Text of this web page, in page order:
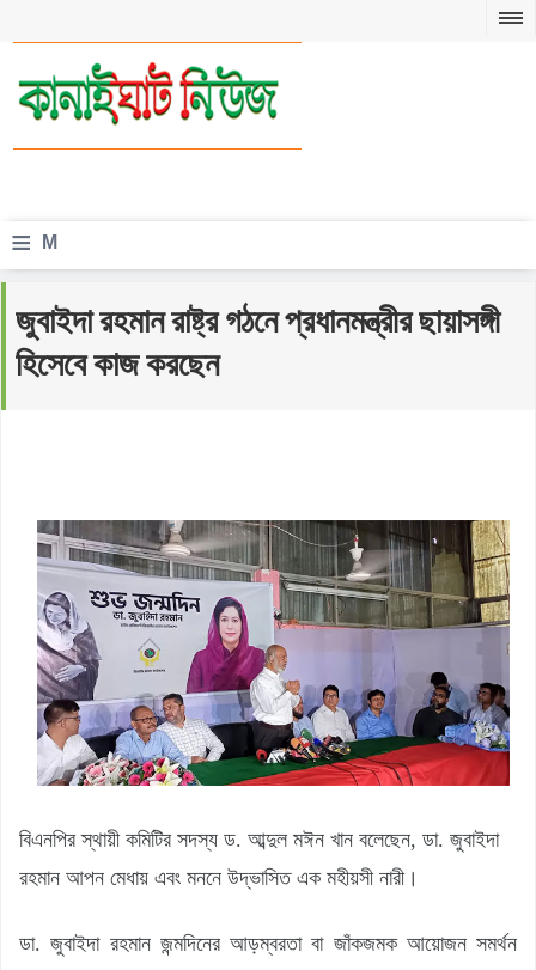
≡ M
n
u
জুবাইদা রহমান রাষ্ট্র গঠনে প্রধানমন্ত্রীর ছায়াসঙ্গী
হিসেবে কাজ করছেন
বিএনপির স্থায়ী কমিটির সদস্য ড. আব্দুল মঈন খান বলেছেন, ডা. জুবাইদা
রহমান আপন মেধায় এবং মননে উদ্ভাসিত এক মহীয়সী নারী।
ডা. জুবাইদা রহমান জন্মদিনের আড়ম্বরতা বা জাঁকজমক আয়োজন সমর্থন